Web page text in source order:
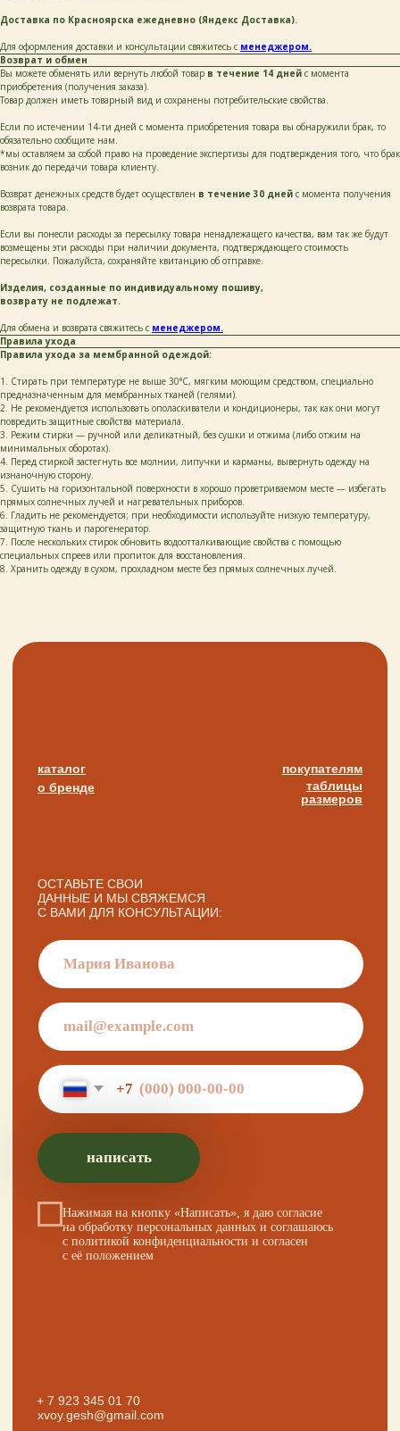
Доставка по Красноярска ежедневно (Яндекс Доставка).
Для оформления доставки и консультации свяжитесь с менеджером.
Возврат и обмен
Вы можете обменять или вернуть любой товар в течение 14 дней с момента
приобретения (получения заказа).
Товар должен иметь товарный вид и сохранены потребительские свойства.
Если по истечении 14-ти дней с момента приобретения товара вы обнаружили брак, то
обязательно сообщите нам.
*мы оставляем за собой право на проведение экспертизы для подтверждения того, что брак
возник до передачи товара клиенту.
Возврат денежных средств будет осуществлен в течение 30 дней с момента получения
возврата товара.
Если вы понесли расходы за пересылку товара ненадлежащего качества, вам так же будут
возмещены эти расходы при наличии документа, подтверждающего стоимость
пересылки. Пожалуйста, сохраняйте квитанцию об отправке.
Изделия, созданные по индивидуальному пошиву,
возврату не подлежат.
Для обмена и возврата свяжитесь с менеджером.
Правила ухода
Правила ухода за мембранной одеждой:
1. Стирать при температуре не выше 30°C, мягким моющим средством, специально
предназначенным для мембранных тканей (гелями).
2. Не рекомендуется использовать ополаскиватели и кондиционеры, так как они могут
повредить защитные свойства материала.
3. Режим стирки — ручной или деликатный, без сушки и отжима (либо отжим на
минимальных оборотах).
4. Перед стиркой застегнуть все молнии, липучки и карманы, вывернуть одежду на
изнаночную сторону.
5. Сушить на горизонтальной поверхности в хорошо проветриваемом месте — избегать
прямых солнечных лучей и нагревательных приборов.
6. Гладить не рекомендуется; при необходимости используйте низкую температуру,
защитную ткань и парогенератор.
7. После нескольких стирок обновить водоотталкивающие свойства с помощью
специальных спреев или пропиток для восстановления.
8. Хранить одежду в сухом, прохладном месте без прямых солнечных лучей.
публичная оферта
Магазин:
г. Красноярск,
ул. Березина 82д
xvoy.gesh@gmail.com
в режиме предварительной записи.
Просто напишите нам в чат
для брони времени